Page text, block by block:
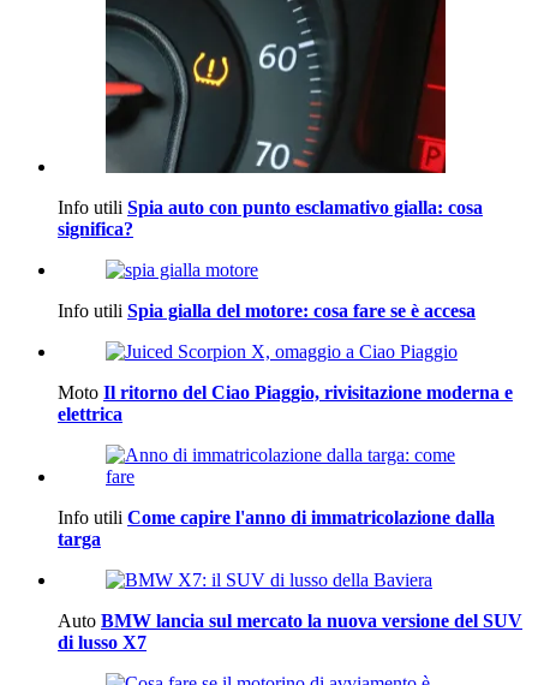
Info utili Spia auto con punto esclamativo gialla: cosa
significa?
Info utili Spia gialla del motore: cosa fare se è accesa
Moto Il ritorno del Ciao Piaggio, rivisitazione moderna e
elettrica
Info utili Come capire l'anno di immatricolazione dalla
targa
Auto BMW lancia sul mercato la nuova versione del SUV
di lusso X7